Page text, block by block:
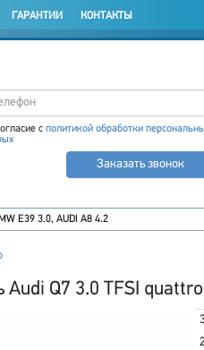
ГАРАНТИИ КОНТАКТЫ
с политикой обработки
Заказать звонок
Audi Q7 3.0 TFSI